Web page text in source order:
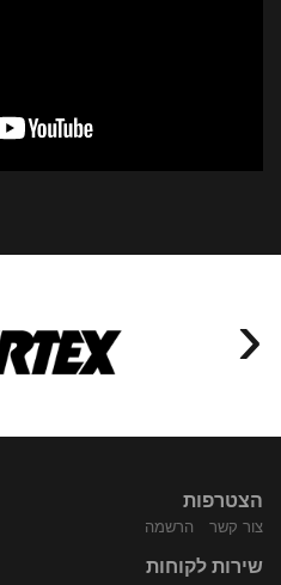
‹
הצטרפות
צור קשר הרשמה
שירות לקוחות